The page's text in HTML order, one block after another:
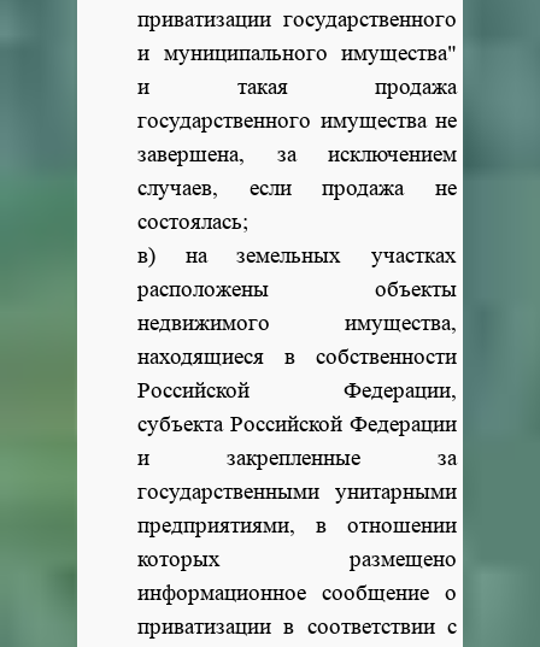
приватизации государственного
и муниципального имущества"
и такая продажа
государственного имущества не
завершена, за исключением
случаев, если продажа не
состоялась;
в) на земельных участках
расположены объекты
недвижимого имущества,
находящиеся в собственности
Российской Федерации,
субъекта Российской Федерации
и закрепленные за
государственными унитарными
предприятиями, в отношении
которых размещено
информационное сообщение о
приватизации в соответствии с